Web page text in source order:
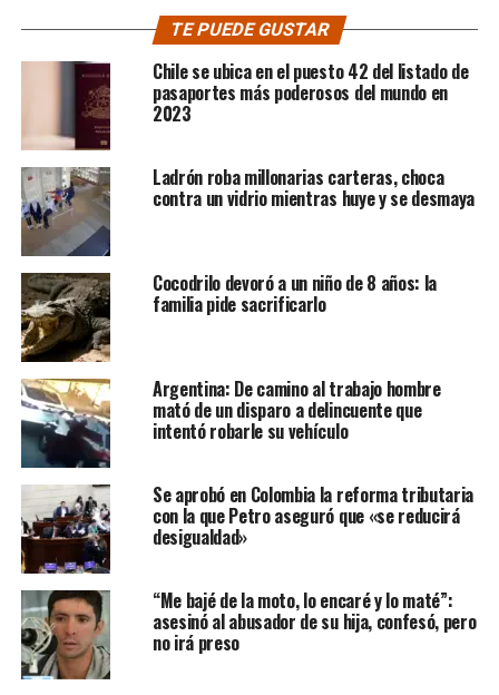
TE PUEDE GUSTAR
Chile se ubica en el puesto 42 del listado de
pasaportes más poderosos del mundo en
2023
Ladrón roba millonarias carteras, choca
contra un vidrio mientras huye y se desmaya
Cocodrilo devoró a un niño de 8 años: la
familia pide sacrificarlo
Argentina: De camino al trabajo hombre
mató de un disparo a delincuente que
intentó robarle su vehículo
Se aprobó en Colombia la reforma tributaria
con la que Petro aseguró que «se reducirá
desigualdad»
“Me bajé de la moto, lo encaré y lo maté”:
asesinó al abusador de su hija, confesó, pero
no irá preso